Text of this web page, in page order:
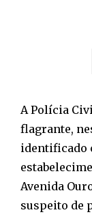
A Polícia
flagrante,
identificado
Avenida
suspeito de